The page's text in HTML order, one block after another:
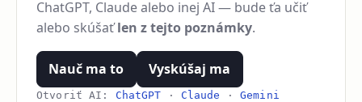
ChatGPT, Claude alebo inej AI — bude ťa učiť
alebo skúšaťlen z tejto poznámky.
Nauč ma to Vyskúšaj ma
Otvoriť AI: ChatGPT · Claude ·Gemini